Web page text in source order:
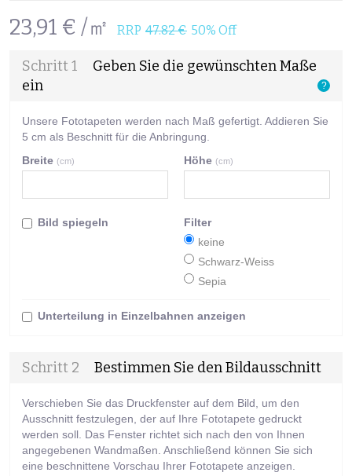
23,91 € /㎡ RRP 47.82 € 50% Off
Schritt 1
Geben Sie die gewünschten Maße
ein
?
Unsere Fototapeten werden nach Maß gefertigt. Addieren Sie
5 cm als Beschnitt für die Anbringung.
Breite (cm) Höhe (cm)
Bild spiegeln
Filter
keine
Schwarz-Weiss
Sepia
Unterteilung in Einzelbahnen anzeigen
Schritt 2 Bestimmen Sie den Bildausschnitt
Verschieben Sie das Druckfenster auf dem Bild, um den
Ausschnitt festzulegen, der auf Ihre Fototapete gedruckt
werden soll. Das Fenster richtet sich nach den von Ihnen
angegebenen Wandmaßen. Anschließend können Sie sich
eine beschnittene Vorschau Ihrer Fototapete anzeigen.